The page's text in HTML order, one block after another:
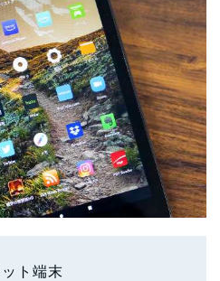
ト端末